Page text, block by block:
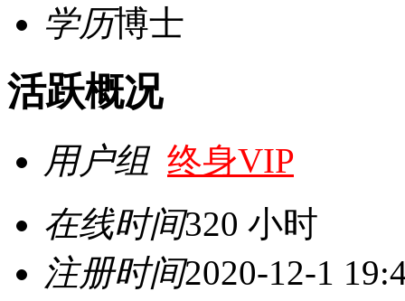
学历博士
活跃概况
用户组 终身VIP
在线时间320 小时
注册时间2020-12-1